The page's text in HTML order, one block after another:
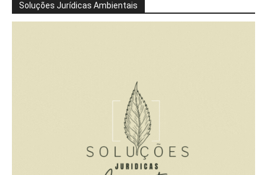
Soluções Jurídicas Ambientais